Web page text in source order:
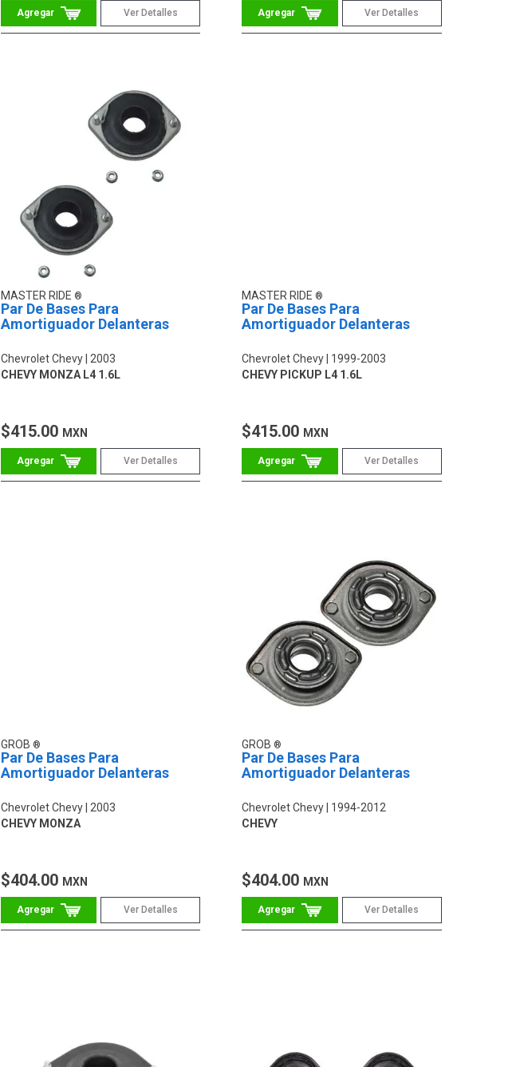
Ver Detalles Ver Detalles
MASTER RIDE
Par De Bases Para
Amortiguador Delanteras
Chevrolet Chevy 2003
CHEVY MONZA L4 1.6L
$415.00 MXN
Ver Detalles
MASTER RIDE
Par De Bases Para
Amortiguador Delanteras
Chevrolet Chevy
1999-2003
CHEVY PICKUP L4 1.6L
$415.00 MXN
Ver Detalles
GROB
Par De Bases Para
Amortiguador Delanteras
Chevrolet Chevy
2003
CHEVY MONZA
$404.00 MXN
Ver Detalles
GROB
Par De Bases Para
Amortiguador Delanteras
Chevrolet Chevy
1994-2012
CHEVY
$404.00 MXN
Ver Detalles